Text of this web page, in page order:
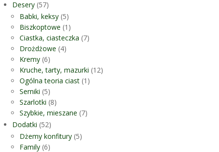
Desery (57)
Babki, keksy (5)
Biszkoptowe (1)
Ciastka, ciasteczka (7)
Drożdżowe (4)
Kremy (6)
Kruche, tarty, mazurki (12)
Ogólna teoria ciast (1)
Serniki (5)
Szarlotki (8)
Szybkie, mieszane (7)
Dodatki (52)
Dżemy konfitury (5)
Family (6)